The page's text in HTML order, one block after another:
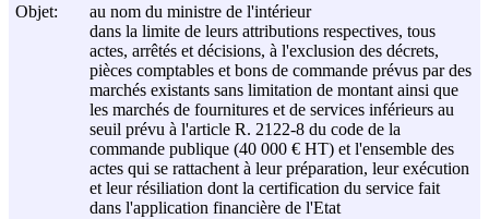
Objet:
au nom du ministre de l'intérieur
dans la limite de leurs attributions respectives, tous
actes, arrêtés et décisions, à l'exclusion des décrets,
pièces comptables et bons de commande prévus par des
marchés existants sans limitation de montant ainsi que
les marchés de fournitures et de services inférieurs au
seuil prévu à l'article R. 2122-8 du code de la
commande publique (40 000 € HT) et l'ensemble des
actes qui se rattachent à leur préparation, leur exécution
et leur résiliation dont la certification du service fait
dans l'application financière de l'Etat